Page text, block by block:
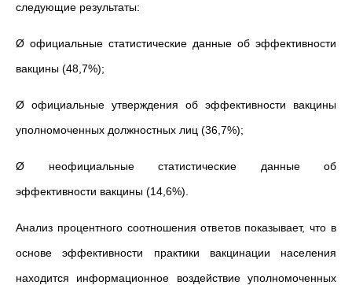
следующие результаты:
Ø официальные статистические данные об эффективности
вакцины (48,7%);
Ø официальные утверждения об эффективности вакцины
уполномоченных должностных лиц (36,7%);
Ø неофициальные статистические данные об
эффективности вакцины (14,6%).
Анализ процентного соотношения ответов показывает, что в
основе эффективности практики вакцинации населения
находится информационное воздействие уполномоченных